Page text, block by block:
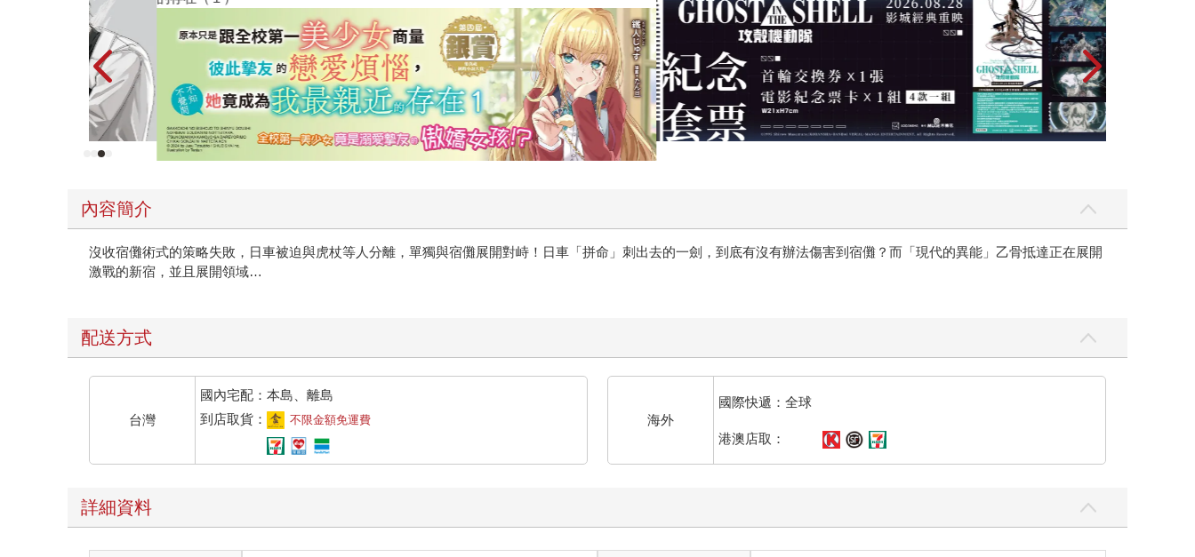
內容簡介
沒收宿儺術式的策略失敗，日車被迫與虎杖等人分離，單獨與宿儺展開對峙！日車「拼命」刺出去的一劍，到底有沒有辦法傷害到宿儺？而「現代的異能」乙骨抵達正在展開
激戰的新宿，並且展開領域…
配送方式
台灣
國內宅配：本島、離島
到店取貨：
不限金額免運費 海外
國際快遞：全球
港澳店取：
詳細資料